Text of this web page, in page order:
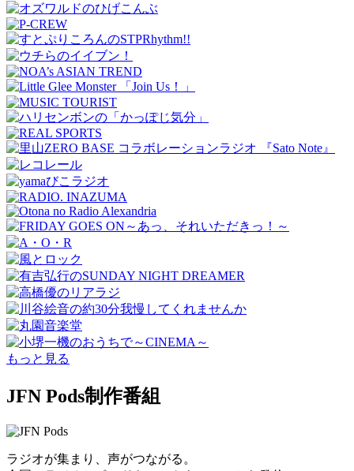
もっと見る
JFN Pods制作番組
ラジオが集まり、声がつながる。